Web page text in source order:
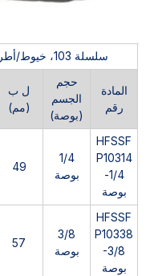
سلسلة 103، خيوط/أطراف تركيب أخرى متوفرة عند الطلب
المادة
رقم
حجم
الجسم
(بوصة)
ل ب
(مم)
HFSSF
P10314
-1/4
بوصة
1/4
بوصة
49
HFSSF
P10338
-3/8
بوصة
3/8
بوصة
57